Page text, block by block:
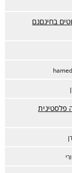
בחינםנם
פלסטינית